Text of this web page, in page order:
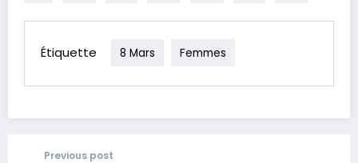
Étiquette 8 Mars Femmes
Previous post